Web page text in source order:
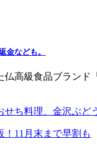
金なども。
仏高級食品ブラン
ち料理、金沢ぶど
！11月末まで早割も